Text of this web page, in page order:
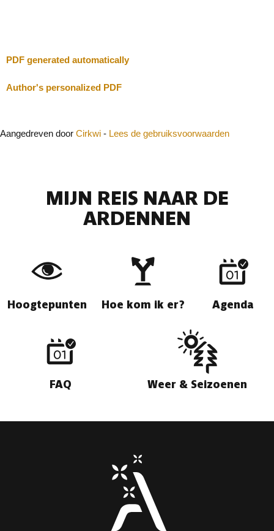
PDF generated automatically
Author's personalized PDF
Aangedreven door Cirkwi - Lees de gebruiksvoorwaarden
MIJN REIS NAAR DE
ARDENNEN
Hoogtepunten Hoe kom ik er? Agenda
FAQ Weer & Seizoenen